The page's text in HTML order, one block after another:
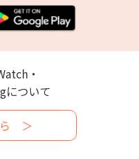
・
について
ら ＞